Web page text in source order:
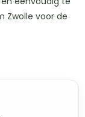
Zwolle voor de